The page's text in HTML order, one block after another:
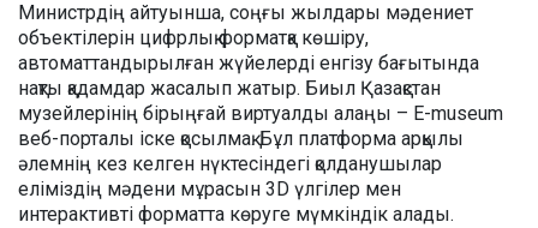
Министрдің айтуынша, соңғы жылдары мәдениет
объектілерін цифрлық форматқа көшіру,
автоматтандырылған жүйелерді енгізу бағытында
нақты қадамдар жасалып жатыр. Биыл Қазақстан
музейлерінің бірыңғай виртуалды алаңы – E-museum
веб-порталы іске қосылмақ. Бұл платформа арқылы
әлемнің кез келген нүктесіндегі қолданушылар
еліміздің мәдени мұрасын 3D үлгілер мен
интерактивті форматта көруге мүмкіндік алады.